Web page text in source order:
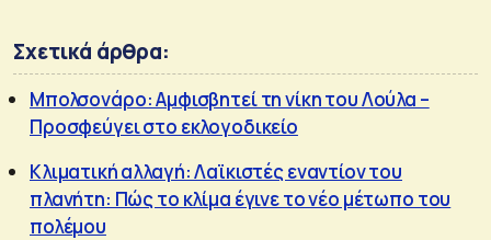
Σχετικά άρθρα:
Μπολσονάρο: Αμφισβητεί τη νίκη του Λούλα –
Προσφεύγει στο εκλογοδικείο
Κλιματική αλλαγή: Λαϊκιστές εναντίον του
πλανήτη: Πώς το κλίμα έγινε το νέο μέτωπο του
πολέμου